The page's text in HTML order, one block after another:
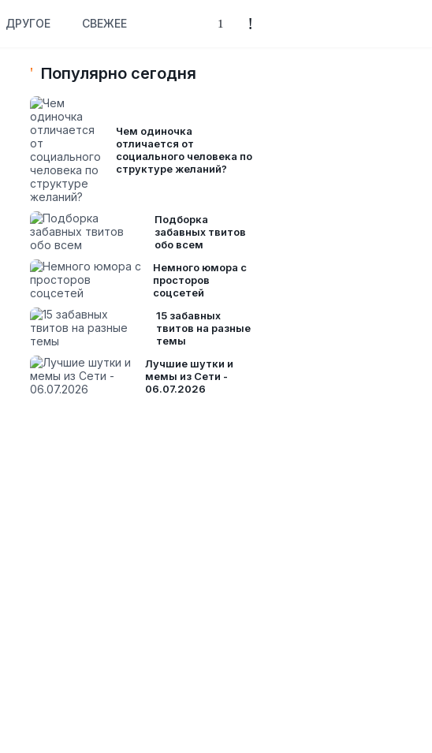
ДРУГОЕ СВЕЖЕЕ
Популярно сегодня
Чем одиночка
отличается от
социального человека по
структуре желаний?
Подборка
забавных твитов
обо всем
Немного юмора с
просторов
соцсетей
15 забавных
твитов на разные
темы
Лучшие шутки и
мемы из Сети -
06.07.2026